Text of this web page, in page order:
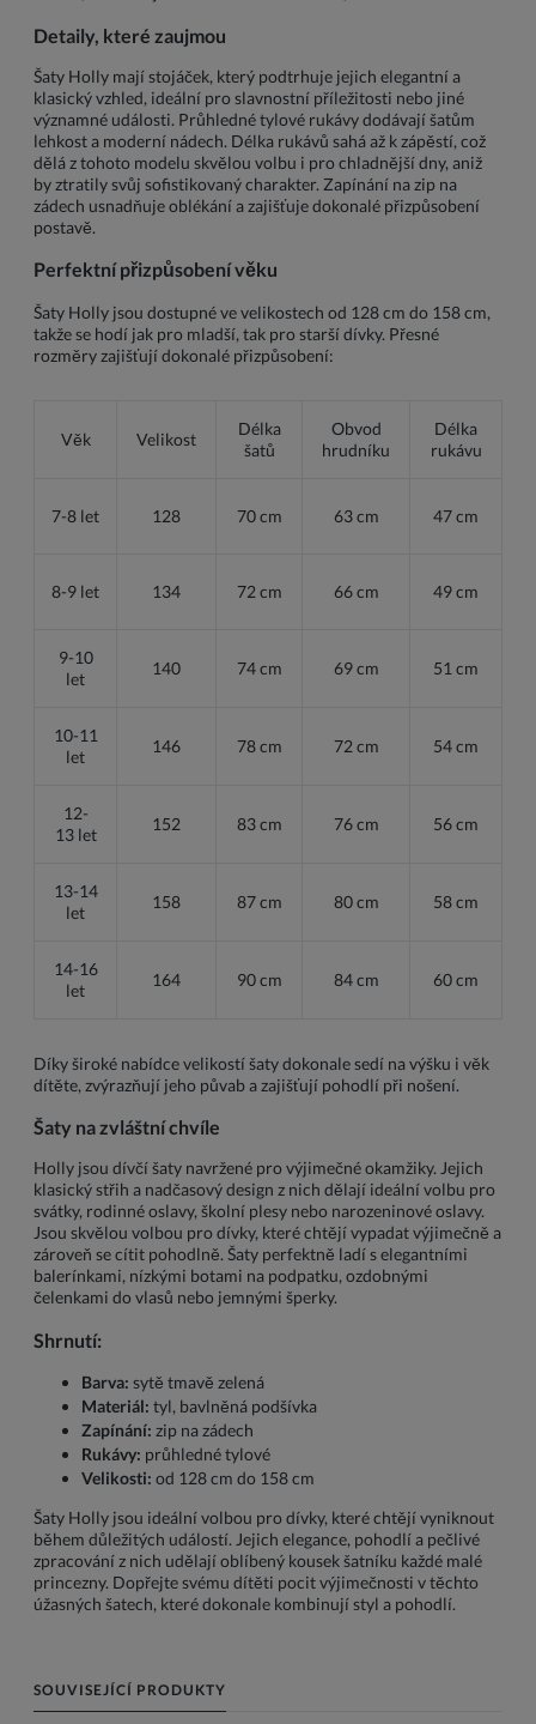
Detaily, které zaujmou
Šaty Holly mají stojáček, který podtrhuje jejich elegantní a
klasický vzhled, ideální pro slavnostní příležitosti nebo jiné
významné události. Průhledné tylové rukávy dodávají šatům
lehkost a moderní nádech. Délka rukávů sahá až k zápěstí, což
dělá z tohoto modelu skvělou volbu i pro chladnější dny, aniž
by ztratily svůj sofistikovaný charakter. Zapínání na zip na
zádech usnadňuje oblékání a zajišťuje dokonalé přizpůsobení
postavě.
Perfektní přizpůsobení věku
Šaty Holly jsou dostupné ve velikostech od 128 cm do 158 cm,
takže se hodí jak pro mladší, tak pro starší dívky. Přesné
rozměry zajišťují dokonalé přizpůsobení:
Věk Velikost
Délka
šatů
Obvod
hrudníku
Délka
rukávu
7-8 let 128 70 cm 63 cm 47 cm
8-9 let 134 72 cm 66 cm 49 cm
9-10
let
140 74 cm 69 cm 51 cm
10-11
let
146 78 cm 72 cm 54 cm
12-
13 let
152 83 cm 76 cm 56 cm
13-14
let
158 87 cm 80 cm 58 cm
14-16
let
164 90 cm 84 cm 60 cm
Díky široké nabídce velikostí šaty dokonale sedí na výšku i věk
dítěte, zvýrazňují jeho půvab a zajišťují pohodlí při nošení.
Šaty na zvláštní chvíle
Holly jsou dívčí šaty navržené pro výjimečné okamžiky. Jejich
klasický střih a nadčasový design z nich dělají ideální volbu pro
svátky, rodinné oslavy, školní plesy nebo narozeninové oslavy.
Jsou skvělou volbou pro dívky, které chtějí vypadat výjimečně a
zároveň se cítit pohodlně. Šaty perfektně ladí s elegantními
balerínkami, nízkými botami na podpatku, ozdobnými
čelenkami do vlasů nebo jemnými šperky.
Shrnutí:
Barva: sytě tmavě zelená
Materiál: tyl, bavlněná podšívka
Zapínání: zip na zádech
Rukávy: průhledné tylové
Velikosti: od 128 cm do 158 cm
Šaty Holly jsou ideální volbou pro dívky, které chtějí vyniknout
během důležitých událostí. Jejich elegance, pohodlí a pečlivé
zpracování z nich udělají oblíbený kousek šatníku každé malé
princezny. Dopřejte svému dítěti pocit výjimečnosti v těchto
úžasných šatech, které dokonale kombinují styl a pohodlí.
SOUVISEJÍCÍ PRODUKTY